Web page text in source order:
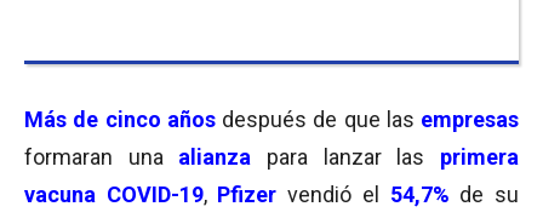
Más de cinco añosdespués de que las empresas
formaran una alianza para lanzar las primera
vacuna COVID-19, Pfizer vendió el 54,7% de su